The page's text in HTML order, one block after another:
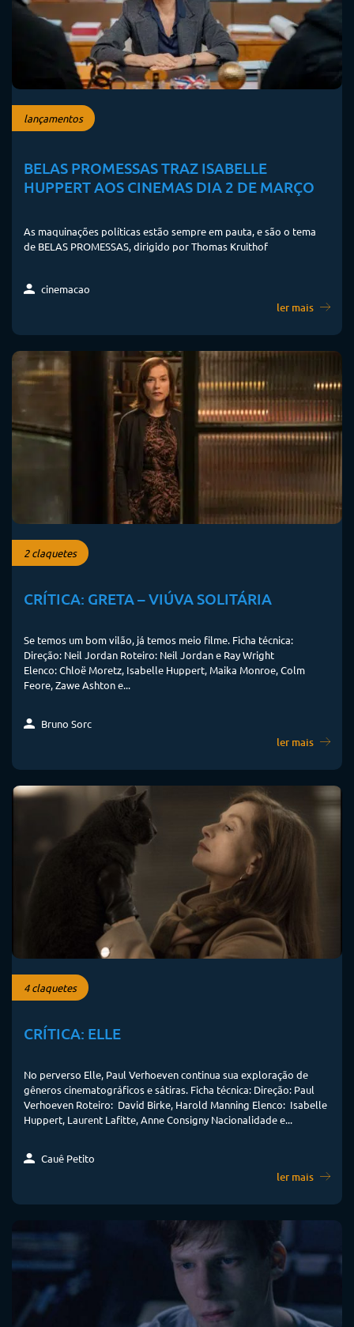
lançamentos
BELAS PROMESSAS TRAZ ISABELLE
HUPPERT AOS CINEMAS DIA 2 DE MARÇO
As maquinações políticas estão sempre em pauta, e são o tema
de BELAS PROMESSAS, dirigido por Thomas Kruithof
cinemacao
ler mais
2 claquetes
CRÍTICA: GRETA – VIÚVA SOLITÁRIA
Se temos um bom vilão, já temos meio filme. Ficha técnica:
Direção: Neil Jordan Roteiro: Neil Jordan e Ray Wright
Elenco: Chloë Moretz, Isabelle Huppert, Maika Monroe, Colm
Feore, Zawe Ashton e...
Bruno Sorc
ler mais
4 claquetes
CRÍTICA: ELLE
No perverso Elle, Paul Verhoeven continua sua exploração de
gêneros cinematográficos e sátiras. Ficha técnica: Direção: Paul
Verhoeven Roteiro: David Birke, Harold Manning Elenco: Isabelle
Huppert, Laurent Lafitte, Anne Consigny Nacionalidade e...
Cauê Petito
ler mais